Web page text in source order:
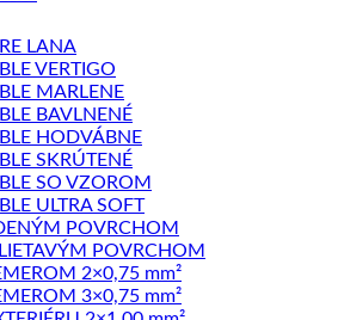
LANA
VERTIGO
MARLENE
BAVLNENÉ
HODVÁBNE
SKRÚTENÉ
SO VZOROM
ULTRA SOFT
POVRCHOM
POVRCHOM
2×0,75 mm²
3×0,75 mm²